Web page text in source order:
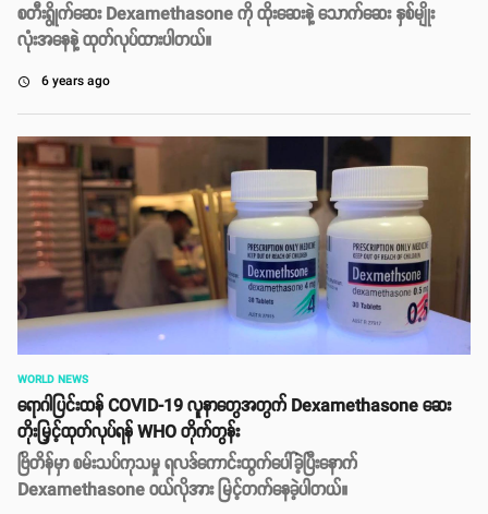
စတီးရွိုက်ဆေး Dexamethasone ကို ထိုးဆေးနဲ့ သောက်ဆေး နှစ်မျိုး
လုံးအနေနဲ့ ထုတ်လုပ်ထားပါတယ်။
access_time 6 years ago
WORLD NEWS
ရောဂါပြင်းထန် COVID-19 လူနာတွေအတွက် Dexamethasone ဆေး
တိုးမြှင့်ထုတ်လုပ်ရန် WHO တိုက်တွန်း
ဗြိတိန်မှာ စမ်းသပ်ကုသမှု ရလဒ်ကောင်းထွက်ပေါ်ခဲ့ပြီးနောက်
Dexamethasone ဝယ်လိုအား မြင့်တက်နေခဲ့ပါတယ်။